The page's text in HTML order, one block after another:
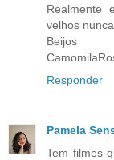
Realmente
velhos
Beijos
Responder
Pamela
Tem filmes